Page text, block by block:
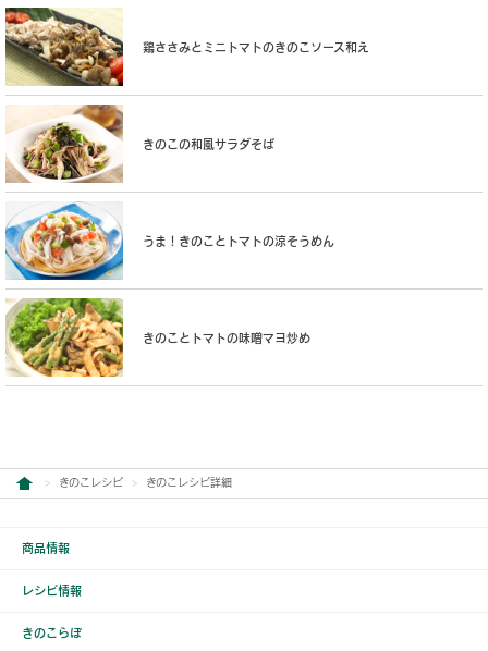
鶏ささみとミニトマトのきのこソース和え
きのこの和風サラダそば
うま！きのことトマトの涼そうめん
きのことトマトの味噌マヨ炒め
きのこレシピ きのこレシピ詳細
商品情報
レシピ情報
きのこらぼ